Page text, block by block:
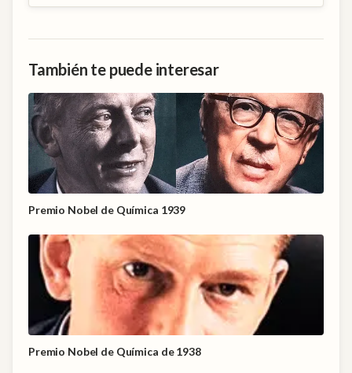
También te puede interesar
Premio Nobel de Química 1939
Premio Nobel de Química de 1938